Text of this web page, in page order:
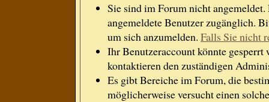
Sie sind im Forum nicht
angemeldete Benutzer zugänglich.
um sich anzumelden. Falls Sie nicht
Ihr Benutzeraccount könnte gesperrt
kontaktieren den zuständigen
Es gibt Bereiche im Forum, die
möglicherweise versucht einen